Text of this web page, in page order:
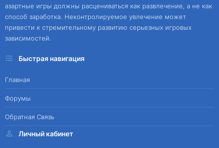
азартные игры должны расцениваться как развлечение, а не как
способ заработка. Неконтролируемое увлечение может
привести к стремительному развитию серьезных игровых
зависимостей.
Быстрая навигация
Главная
Форумы
Обратная Связь
Личный кабинет